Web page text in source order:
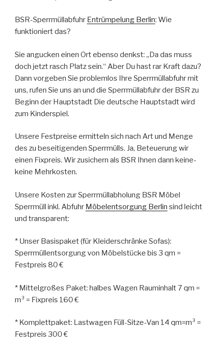
BSR-Sperrmüllabfuhr Entrümpelung Berlin: Wie
funktioniert das?
Sie angucken einen Ort ebenso denkst: „Da das muss
doch jetzt rasch Platz sein.“ Aber Du hast rar Kraft dazu?
Dann vorgeben Sie problemlos Ihre Sperrmüllabfuhr mit
uns, rufen Sie uns an und die Sperrmüllabfuhr der BSR zu
Beginn der Hauptstadt Die deutsche Hauptstadt wird
zum Kinderspiel.
Unsere Festpreise ermitteln sich nach Art und Menge
des zu beseitigenden Sperrmülls. Ja, Beteuerung wir
einen Fixpreis. Wir zusichern als BSR Ihnen dann keine-
keine Mehrkosten.
Unsere Kosten zur Sperrmüllabholung BSR Möbel
Sperrmüll inkl. Abfuhr Möbelentsorgung Berlin sind leicht
und transparent:
* Unser Basispaket (für Kleiderschränke Sofas):
Sperrmüllentsorgung von Möbelstücke bis 3 qm =
Festpreis 80 €
* Mittelgroßes Paket: halbes Wagen Rauminhalt 7 qm =
m³ = Fixpreis 160 €
* Komplettpaket: Lastwagen Füll-Sitze-Van 14 qm=m³ =
Festpreis 300 €